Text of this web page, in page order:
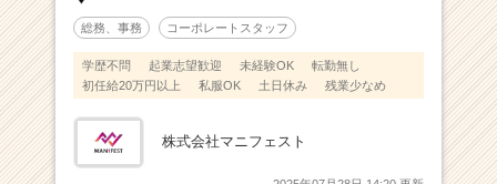
総務、事務 コーポレートスタッフ
学歴不問 起業志望歓迎 未経験OK
転勤無し
初任給20万円以上
私服OK 土日休み 残業少なめ
株式会社マニフェスト